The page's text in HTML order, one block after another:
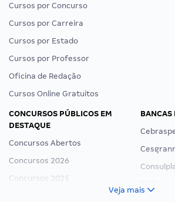
Cursos por Concurso
Cursos por Carreira
Cursos por Estado
Cursos por Professor
Oficina de Redação
Cursos Online Gratuitos
CONCURSOS PÚBLICOS EM
DESTAQUE
Concursos Abertos
Concursos 2026
Concursos 2025
BANCAS
Veja mais